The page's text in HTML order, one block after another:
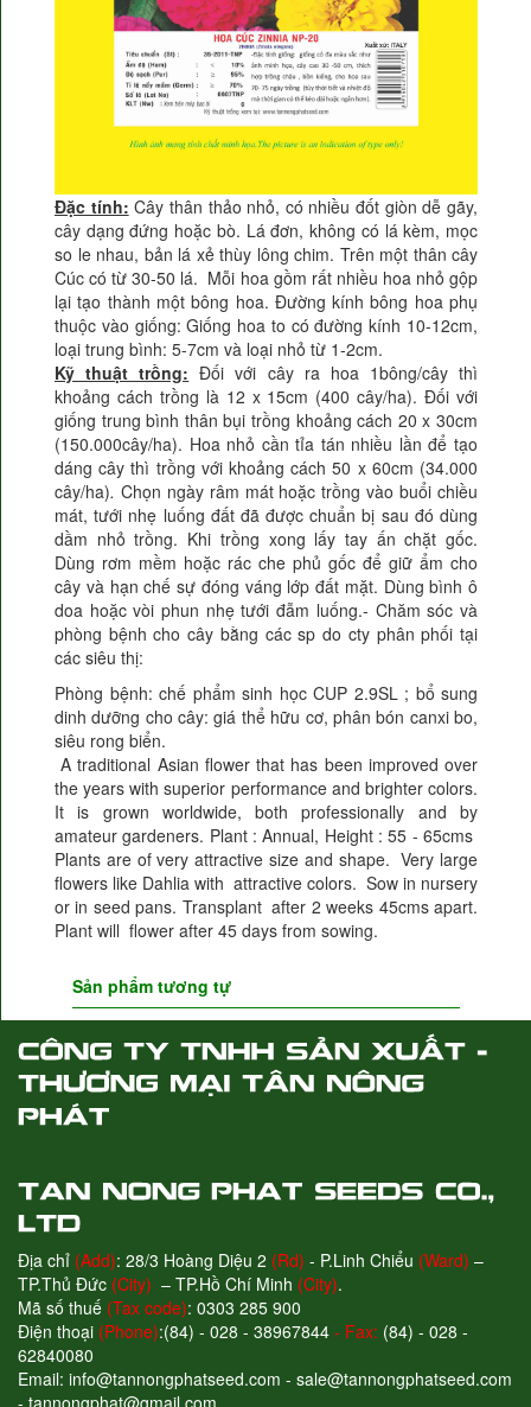
Đặc tính: Cây thân thảo nhỏ, có nhiều đốt giòn dễ gãy,
cây dạng đứng hoặc bò. Lá đơn, không có lá kèm, mọc
so le nhau, bản lá xẻ thùy lông chim. Trên một thân cây
Cúc có từ 30-50 lá. Mỗi hoa gồm rất nhiều hoa nhỏ gộp
lại tạo thành một bông hoa. Đường kính bông hoa phụ
thuộc vào giống: Giống hoa to có đường kính 10-12cm,
loại trung bình: 5-7cm và loại nhỏ từ 1-2cm.
Kỹ thuật trồng: Đối với cây ra hoa 1bông/cây thì
khoảng cách trồng là 12 x 15cm (400 cây/ha). Đối với
giống trung bình thân bụi trồng khoảng cách 20 x 30cm
(150.000cây/ha). Hoa nhỏ cần tỉa tán nhiều lần để tạo
dáng cây thì trồng với khoảng cách 50 x 60cm (34.000
cây/ha). Chọn ngày râm mát hoặc trồng vào buổi chiều
mát, tưới nhẹ luống đất đã được chuẩn bị sau đó dùng
dầm nhỏ trồng. Khi trồng xong lấy tay ấn chặt gốc.
Dùng rơm mềm hoặc rác che phủ gốc để giữ ẩm cho
cây và hạn chế sự đóng váng lớp đất mặt. Dùng bình ô
doa hoặc vòi phun nhẹ tưới đẫm luống.- Chăm sóc và
phòng bệnh cho cây bằng các sp do cty phân phối tại
các siêu thị:
Phòng bệnh: chế phẩm sinh học CUP 2.9SL ; bổ sung
dinh dưỡng cho cây: giá thể hữu cơ, phân bón canxi bo,
siêu rong biển.
A traditional Asian flower that has been improved over
the years with superior performance and brighter colors.
It is grown worldwide, both professionally and by
amateur gardeners. Plant : Annual, Height : 55 - 65cms
Plants are of very attractive size and shape. Very large
flowers like Dahlia with attractive colors. Sow in nursery
or in seed pans. Transplant after 2 weeks 45cms apart.
Plant will flower after 45 days from sowing.
Sản phẩm tương tự
Địa chỉ (Add): 28/3 Hoàng Diệu 2 (Rd) - P.Linh Chiểu (Ward) –
TP.Thủ Đức (City) – TP.Hồ Chí Minh (City).
Mã số thuế (Tax code): 0303 285 900
Điện thoại (Phone):(84) - 028 - 38967844 - Fax: (84) - 028 -
62840080
Email: info@tannongphatseed.com - sale@tannongphatseed.com
- tannongphat@gmail.com